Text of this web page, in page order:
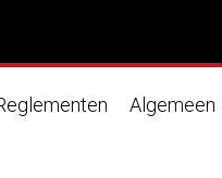
Algemeen